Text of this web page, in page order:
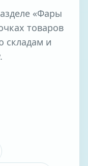
«Фары
товаров
складам и